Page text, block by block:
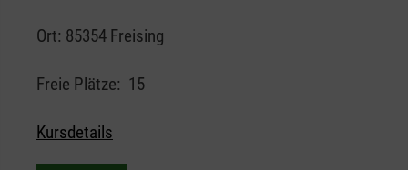
Ort: 85354 Freising
Freie Plätze: 15
Kursdetails